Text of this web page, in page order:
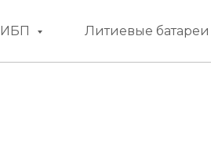
ИБП Литиевые батареи